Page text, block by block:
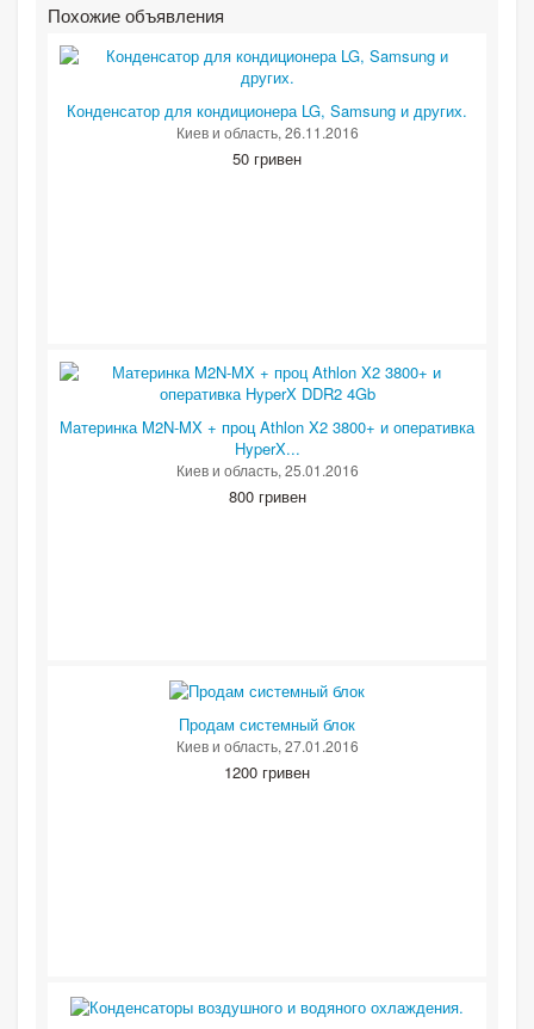
Похожие объявления
Конденсатор для кондиционера LG, Samsung и других.
Киев и область, 26.11.2016
50 гривен
Материнка M2N-MX + проц Athlon X2 3800+ и оперативка
HyperX...
Киев и область, 25.01.2016
800 гривен
Продам системный блок
Киев и область, 27.01.2016
1200 гривен